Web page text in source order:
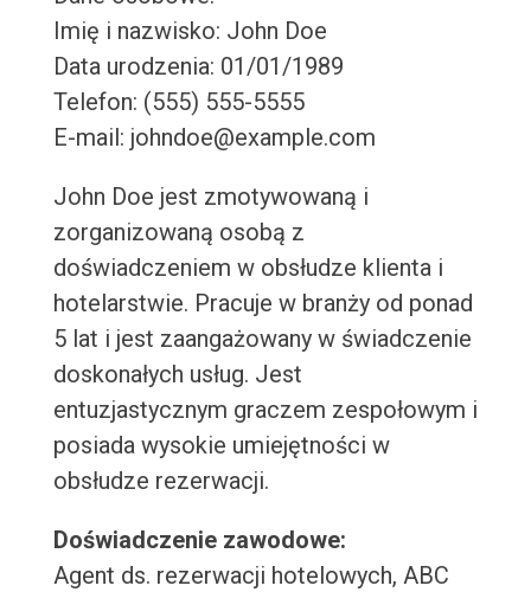
Imię i nazwisko: John Doe
Data urodzenia: 01/01/1989
Telefon: (555) 555-5555
E-mail: johndoe@example.com
John Doe jest zmotywowaną i
zorganizowaną osobą z
doświadczeniem w obsłudze klienta i
hotelarstwie. Pracuje w branży od ponad
5 lat i jest zaangażowany w świadczenie
doskonałych usług. Jest
entuzjastycznym graczem zespołowym i
posiada wysokie umiejętności w
obsłudze rezerwacji.
Doświadczenie zawodowe:
Agent ds. rezerwacji hotelowych, ABC